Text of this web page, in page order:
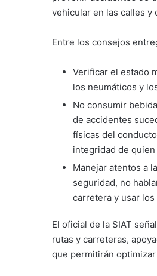
vehicular en las calles y
Entre los consejos
Verificar el estado
los neumáticos y
No consumir
de accidentes
físicas del
integridad de
Manejar atentos a
seguridad, no
carretera y usar
El oficial de la SIAT
rutas y carreteras,
que permitirán